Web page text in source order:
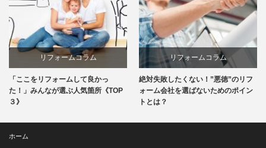
リフォームコラム
「ここをリフォームして良かっ
た！」みんなが選ぶ人気箇所《TOP
３》
リフォームコラム
絶対失敗したくない！”悪徳”のリフ
ォーム会社を選ばないためのポイン
トとは？
ホーム